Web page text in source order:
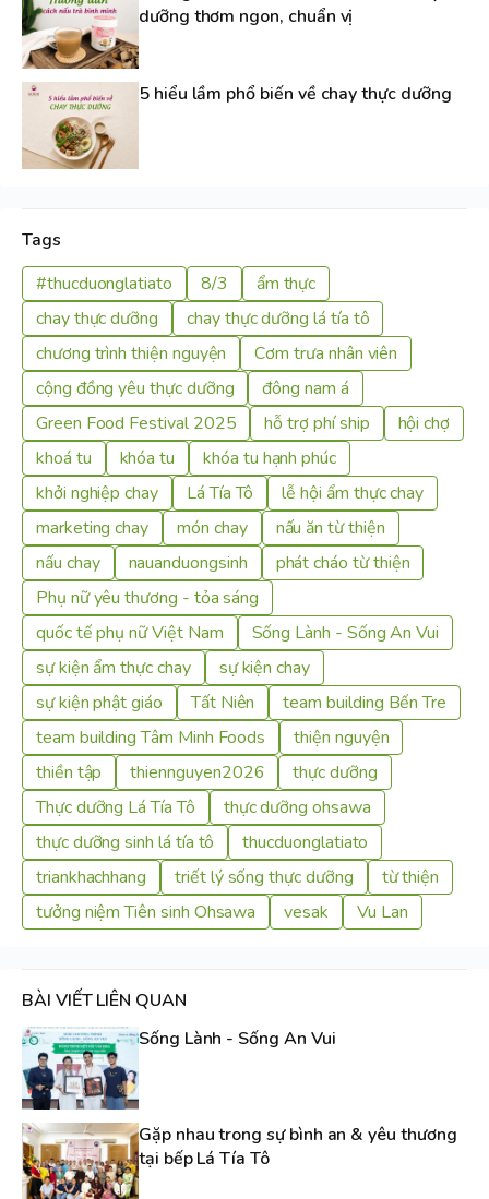
dưỡng thơm ngon, chuẩn vị
5 hiểu lầm phổ biến về chay thực dưỡng
Tags
#thucduonglatiato
8/3
ẩm thực
chay thực dưỡng
chay thực dưỡng lá tía tô
chương trình thiện nguyện
Cơm trưa nhân viên
cộng đồng yêu thực dưỡng
đông nam á
Green Food Festival 2025
hỗ trợ phí ship
hội chợ
khoá tu
khóa tu
khóa tu hạnh phúc
khởi nghiệp chay
Lá Tía Tô
lễ hội ẩm thực chay
marketing chay
món chay
nấu ăn từ thiện
nấu chay
nauanduongsinh
phát cháo từ thiện
Phụ nữ yêu thương - tỏa sáng
quốc tế phụ nữ Việt Nam
Sống Lành - Sống An Vui
sự kiện ẩm thực chay
sự kiện chay
sự kiện phật giáo
Tất Niên
team building Bến Tre
team building Tâm Minh Foods
thiện nguyện
thiền tập
thiennguyen2026
thực dưỡng
Thực dưỡng Lá Tía Tô
thực dưỡng ohsawa
thực dưỡng sinh lá tía tô
thucduonglatiato
triankhachhang
triết lý sống thực dưỡng
từ thiện
tưởng niệm Tiên sinh Ohsawa
vesak Vu Lan
BÀI VIẾT LIÊN QUAN
Sống Lành - Sống An Vui
Gặp nhau trong sự bình an & yêu thương
tại bếp Lá Tía Tô